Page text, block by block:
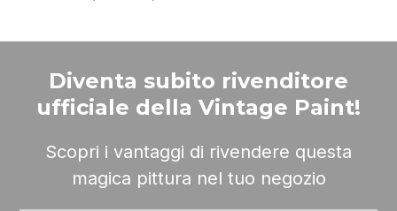
Diventa subito rivenditore
ufficiale della Vintage Paint!
Scopri i vantaggi di rivendere questa
magica pittura nel tuo negozio